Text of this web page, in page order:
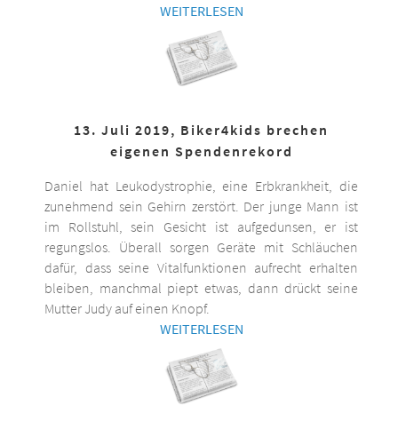
WEITERLESEN
13. Juli 2019, Biker4kids brechen
eigenen Spendenrekord
Daniel hat Leukodystrophie, eine Erbkrankheit, die
zunehmend sein Gehirn zerstört. Der junge Mann ist
im Rollstuhl, sein Gesicht ist aufgedunsen, er ist
regungslos. Überall sorgen Geräte mit Schläuchen
dafür, dass seine Vitalfunktionen aufrecht erhalten
bleiben, manchmal piept etwas, dann drückt seine
Mutter Judy auf einen Knopf.
WEITERLESEN